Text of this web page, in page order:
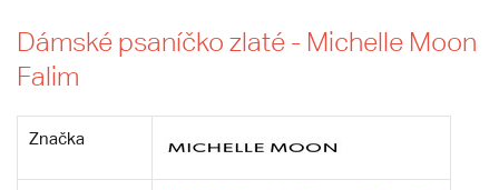
Dámské psaníčko zlaté - Michelle Moon
Falim
Značka